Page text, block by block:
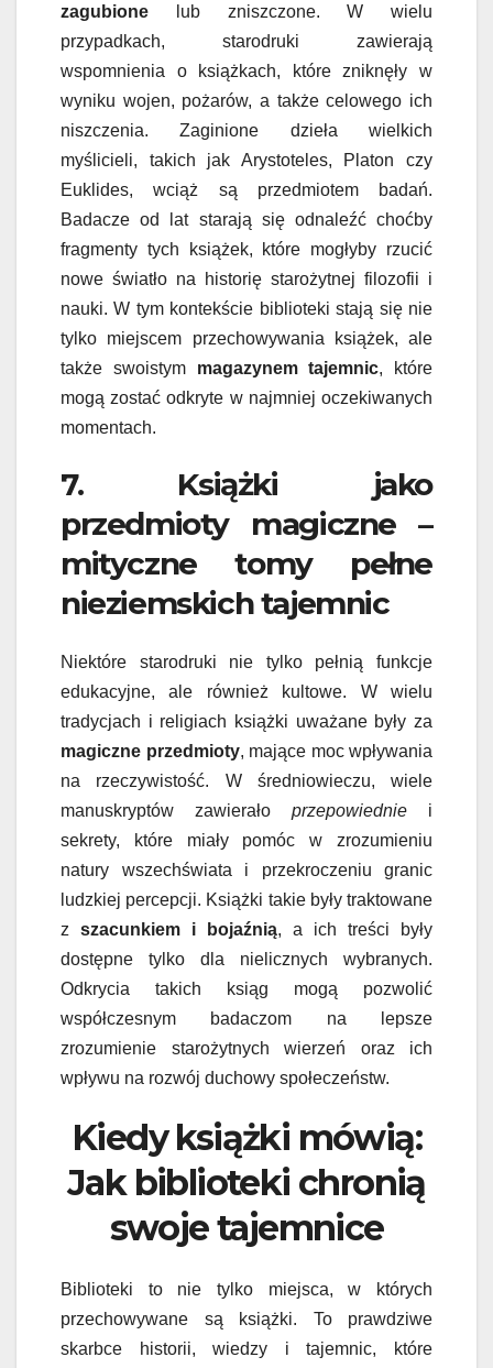
zagubione lub zniszczone. W wielu
przypadkach, starodruki zawierają
wspomnienia o książkach, które zniknęły w
wyniku wojen, pożarów, a także celowego ich
niszczenia. Zaginione dzieła wielkich
myślicieli, takich jak Arystoteles, Platon czy
Euklides, wciąż są przedmiotem badań.
Badacze od lat starają się odnaleźć choćby
fragmenty tych książek, które mogłyby rzucić
nowe światło na historię starożytnej filozofii i
nauki. W tym kontekście biblioteki stają się nie
tylko miejscem przechowywania książek, ale
także swoistym magazynem tajemnic, które
mogą zostać odkryte w najmniej oczekiwanych
momentach.
7. Książki jako
przedmioty magiczne –
mityczne tomy pełne
nieziemskich tajemnic
Niektóre starodruki nie tylko pełnią funkcje
edukacyjne, ale również kultowe. W wielu
tradycjach i religiach książki uważane były za
magiczne przedmioty, mające moc wpływania
na rzeczywistość. W średniowieczu, wiele
manuskryptów zawierało przepowiednie i
sekrety, które miały pomóc w zrozumieniu
natury wszechświata i przekroczeniu granic
ludzkiej percepcji. Książki takie były traktowane
z szacunkiem i bojaźnią, a ich treści były
dostępne tylko dla nielicznych wybranych.
Odkrycia takich ksiąg mogą pozwolić
współczesnym badaczom na lepsze
zrozumienie starożytnych wierzeń oraz ich
wpływu na rozwój duchowy społeczeństw.
Kiedy książki mówią:
Jak biblioteki chronią
swoje tajemnice
Biblioteki to nie tylko miejsca, w których
przechowywane są książki. To prawdziwe
skarbce historii, wiedzy i tajemnic, które